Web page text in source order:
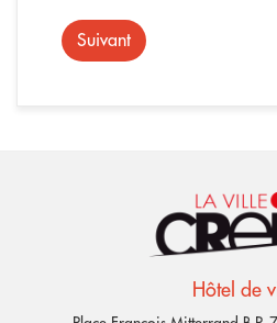
Suivant
Hôtel de